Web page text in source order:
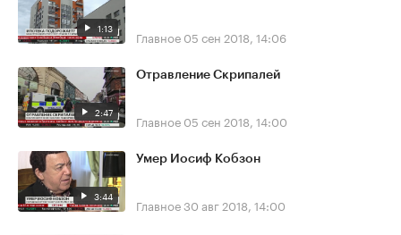
1:13 Главное 05 сен 2018, 14:06
2:47
Отравление Скрипалей
Главное 05 сен 2018, 14:00
3:44
Умер Иосиф Кобзон
Главное30 авг 2018, 14:00